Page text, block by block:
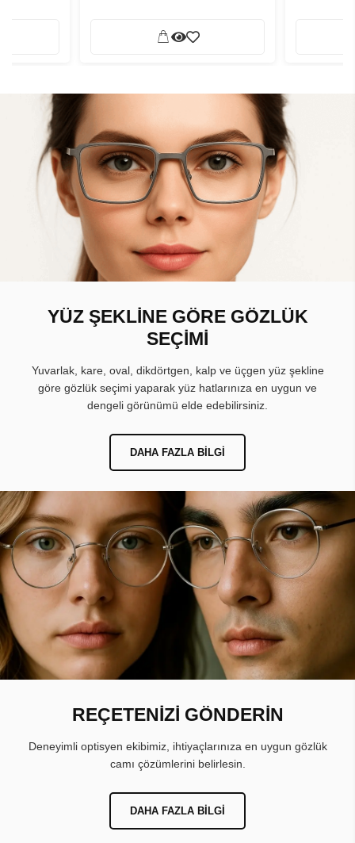
YÜZ ŞEKLİNE GÖRE GÖZLÜK
SEÇİMİ
Yuvarlak, kare, oval, dikdörtgen, kalp ve üçgen yüz şekline
göre gözlük seçimi yaparak yüz hatlarınıza en uygun ve
dengeli görünümü elde edebilirsiniz.
DAHA FAZLA BILGI
REÇETENİZİ GÖNDERİN
Deneyimli optisyen ekibimiz, ihtiyaçlarınıza en uygun gözlük
camı çözümlerini belirlesin.
DAHA FAZLA BILGI